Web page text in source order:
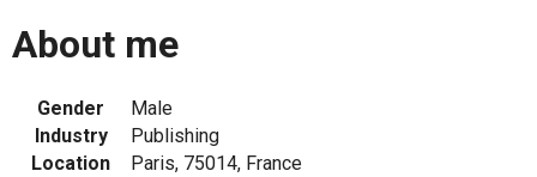
About me
Gender
Male
Industry
Publishing
Location
Paris, 75014, France